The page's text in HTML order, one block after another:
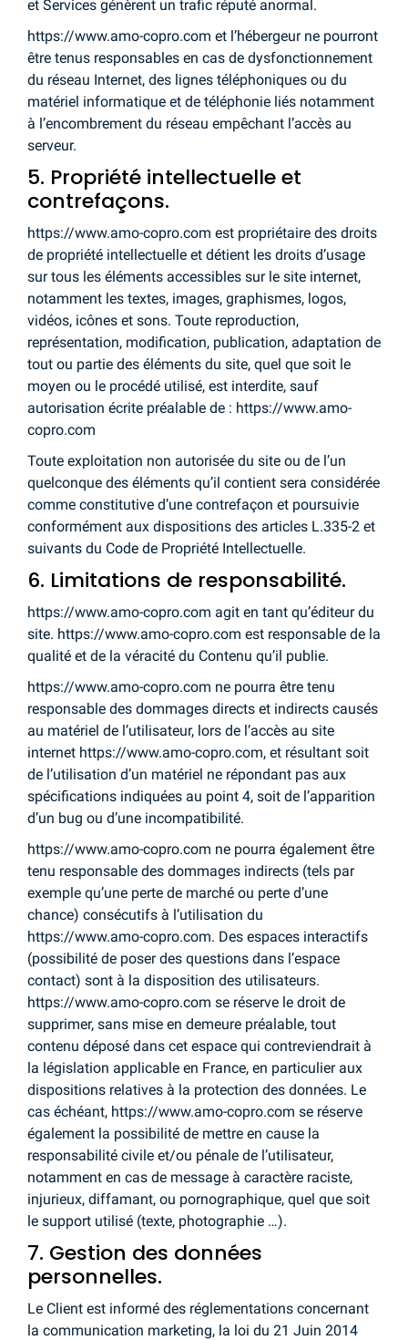
et Services génèrent un trafic réputé anormal.
https://www.amo-copro.com et l’hébergeur ne pourront
être tenus responsables en cas de dysfonctionnement
du réseau Internet, des lignes téléphoniques ou du
matériel informatique et de téléphonie liés notamment
à l’encombrement du réseau empêchant l’accès au
serveur.
5. Propriété intellectuelle et
contrefaçons.
https://www.amo-copro.com est propriétaire des droits
de propriété intellectuelle et détient les droits d’usage
sur tous les éléments accessibles sur le site internet,
notamment les textes, images, graphismes, logos,
vidéos, icônes et sons. Toute reproduction,
représentation, modification, publication, adaptation de
tout ou partie des éléments du site, quel que soit le
moyen ou le procédé utilisé, est interdite, sauf
autorisation écrite préalable de : https://www.amo-
copro.com
Toute exploitation non autorisée du site ou de l’un
quelconque des éléments qu’il contient sera considérée
comme constitutive d’une contrefaçon et poursuivie
conformément aux dispositions des articles L.335-2 et
suivants du Code de Propriété Intellectuelle.
6. Limitations de responsabilité.
https://www.amo-copro.com agit en tant qu’éditeur du
site. https://www.amo-copro.com est responsable de la
qualité et de la véracité du Contenu qu’il publie.
https://www.amo-copro.com ne pourra être tenu
responsable des dommages directs et indirects causés
au matériel de l’utilisateur, lors de l’accès au site
internet https://www.amo-copro.com, et résultant soit
de l’utilisation d’un matériel ne répondant pas aux
spécifications indiquées au point 4, soit de l’apparition
d’un bug ou d’une incompatibilité.
https://www.amo-copro.com ne pourra également être
tenu responsable des dommages indirects (tels par
exemple qu’une perte de marché ou perte d’une
chance) consécutifs à l’utilisation du
https://www.amo-copro.com. Des espaces interactifs
(possibilité de poser des questions dans l’espace
contact) sont à la disposition des utilisateurs.
https://www.amo-copro.com se réserve le droit de
supprimer, sans mise en demeure préalable, tout
contenu déposé dans cet espace qui contreviendrait à
la législation applicable en France, en particulier aux
dispositions relatives à la protection des données. Le
cas échéant, https://www.amo-copro.com se réserve
également la possibilité de mettre en cause la
responsabilité civile et/ou pénale de l’utilisateur,
notamment en cas de message à caractère raciste,
injurieux, diffamant, ou pornographique, quel que soit
le support utilisé (texte, photographie …).
7. Gestion des données
personnelles.
Le Client est informé des réglementations concernant
la communication marketing, la loi du 21 Juin 2014